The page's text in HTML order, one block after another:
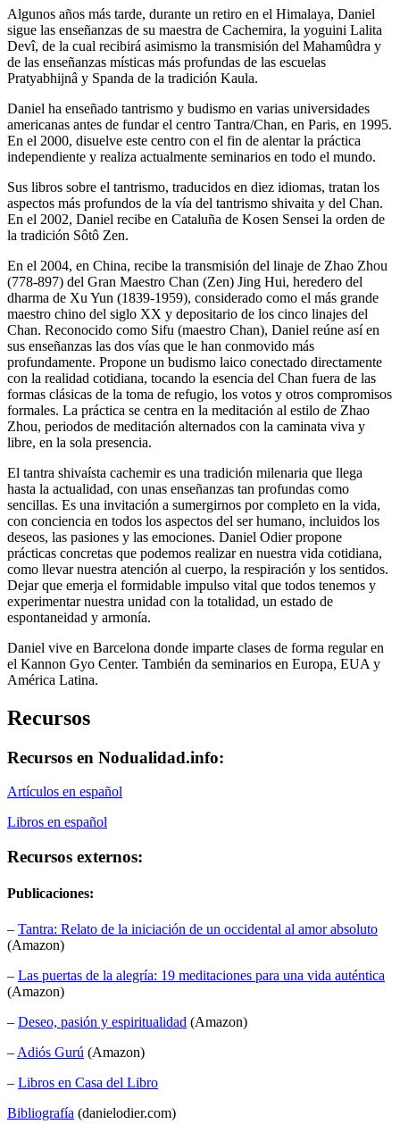
Algunos años más tarde, durante un retiro en el Himalaya, Daniel
sigue las enseñanzas de su maestra de Cachemira, la yoguini Lalita
Devî, de la cual recibirá asimismo la transmisión del Mahamûdra y
de las enseñanzas místicas más profundas de las escuelas
Pratyabhijnâ y Spanda de la tradición Kaula.
Daniel ha enseñado tantrismo y budismo en varias universidades
americanas antes de fundar el centro Tantra/Chan, en Paris, en 1995.
En el 2000, disuelve este centro con el fin de alentar la práctica
independiente y realiza actualmente seminarios en todo el mundo.
Sus libros sobre el tantrismo, traducidos en diez idiomas, tratan los
aspectos más profundos de la vía del tantrismo shivaita y del Chan.
En el 2002, Daniel recibe en Cataluña de Kosen Sensei la orden de
la tradición Sôtô Zen.
En el 2004, en China, recibe la transmisión del linaje de Zhao Zhou
(778-897) del Gran Maestro Chan (Zen) Jing Hui, heredero del
dharma de Xu Yun (1839-1959), considerado como el más grande
maestro chino del siglo XX y depositario de los cinco linajes del
Chan. Reconocido como Sifu (maestro Chan), Daniel reúne así en
sus enseñanzas las dos vías que le han conmovido más
profundamente. Propone un budismo laico conectado directamente
con la realidad cotidiana, tocando la esencia del Chan fuera de las
formas clásicas de la toma de refugio, los votos y otros compromisos
formales. La práctica se centra en la meditación al estilo de Zhao
Zhou, periodos de meditación alternados con la caminata viva y
libre, en la sola presencia.
El tantra shivaísta cachemir es una tradición milenaria que llega
hasta la actualidad, con unas enseñanzas tan profundas como
sencillas. Es una invitación a sumergirnos por completo en la vida,
con conciencia en todos los aspectos del ser humano, incluidos los
deseos, las pasiones y las emociones. Daniel Odier propone
prácticas concretas que podemos realizar en nuestra vida cotidiana,
como llevar nuestra atención al cuerpo, la respiración y los sentidos.
Dejar que emerja el formidable impulso vital que todos tenemos y
experimentar nuestra unidad con la totalidad, un estado de
espontaneidad y armonía.
Daniel vive en Barcelona donde imparte clases de forma regular en
el Kannon Gyo Center. También da seminarios en Europa, EUA y
América Latina.
Recursos
Recursos en Nodualidad.info:
Artículos en español
Libros en español
Recursos externos:
Publicaciones:
– Tantra: Relato de la iniciación de un occidental al amor absoluto
(Amazon)
– Las puertas de la alegría: 19 meditaciones para una vida auténtica
(Amazon)
– Deseo, pasión y espiritualidad (Amazon)
– Adiós Gurú (Amazon)
– Libros en Casa del Libro
Bibliografía (danielodier.com)